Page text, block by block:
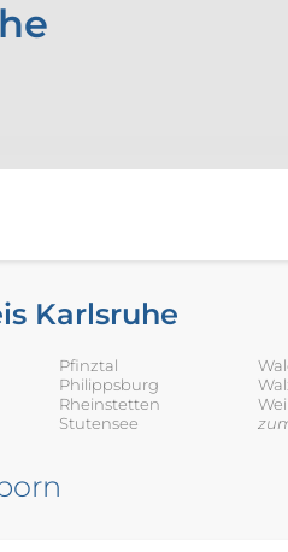
Karlsruhe
Pfinztal
Philippsburg
Rheinstetten
Stutensee